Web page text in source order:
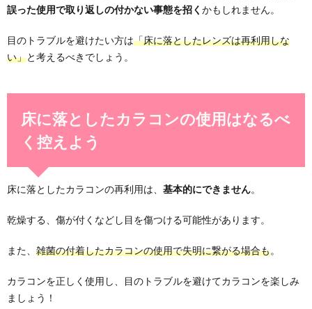
誤った使用で取り返しの付かない事態を招く かもしれません。
目のトラブルを避けたい方は「床に落としたレンズは再利用しな
い」と考えるべきでしょう。
床に落としたカラコンの使用はなるべ
く控えよう
床に落としたカラコンの再利用は、 基本的にできません。
乾燥する、傷が付くなどし目を傷つける可能性があります。
また、 雑菌の付着したカラコンの使用で失明に繋がる場合も。
カラコンを正しく使用し、目のトラブルを避けてカラコンを楽しみ
ましょう！